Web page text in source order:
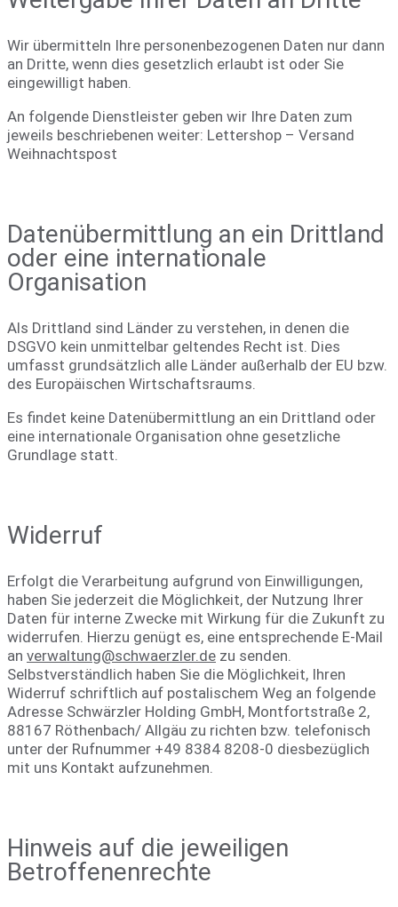
Wir übermitteln Ihre personenbezogenen Daten nur dann
an Dritte, wenn dies gesetzlich erlaubt ist oder Sie
eingewilligt haben.
An folgende Dienstleister geben wir Ihre Daten zum
jeweils beschriebenen weiter: Lettershop – Versand
Weihnachtspost
Datenübermittlung an ein Drittland
oder eine internationale
Organisation
Als Drittland sind Länder zu verstehen, in denen die
DSGVO kein unmittelbar geltendes Recht ist. Dies
umfasst grundsätzlich alle Länder außerhalb der EU bzw.
des Europäischen Wirtschaftsraums.
Es findet keine Datenübermittlung an ein Drittland oder
eine internationale Organisation ohne gesetzliche
Grundlage statt.
Widerruf
Erfolgt die Verarbeitung aufgrund von Einwilligungen,
haben Sie jederzeit die Möglichkeit, der Nutzung Ihrer
Daten für interne Zwecke mit Wirkung für die Zukunft zu
widerrufen. Hierzu genügt es, eine entsprechende E-Mail
an verwaltung@schwaerzler.de zu senden.
Selbstverständlich haben Sie die Möglichkeit, Ihren
Widerruf schriftlich auf postalischem Weg an folgende
Adresse Schwärzler Holding GmbH, Montfortstraße 2,
88167 Röthenbach/ Allgäu zu richten bzw. telefonisch
unter der Rufnummer +49 8384 8208-0 diesbezüglich
mit uns Kontakt aufzunehmen.
Hinweis auf die jeweiligen
Betroffenenrechte